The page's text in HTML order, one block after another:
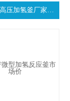
2000LWHF高压加氢釜厂家供应